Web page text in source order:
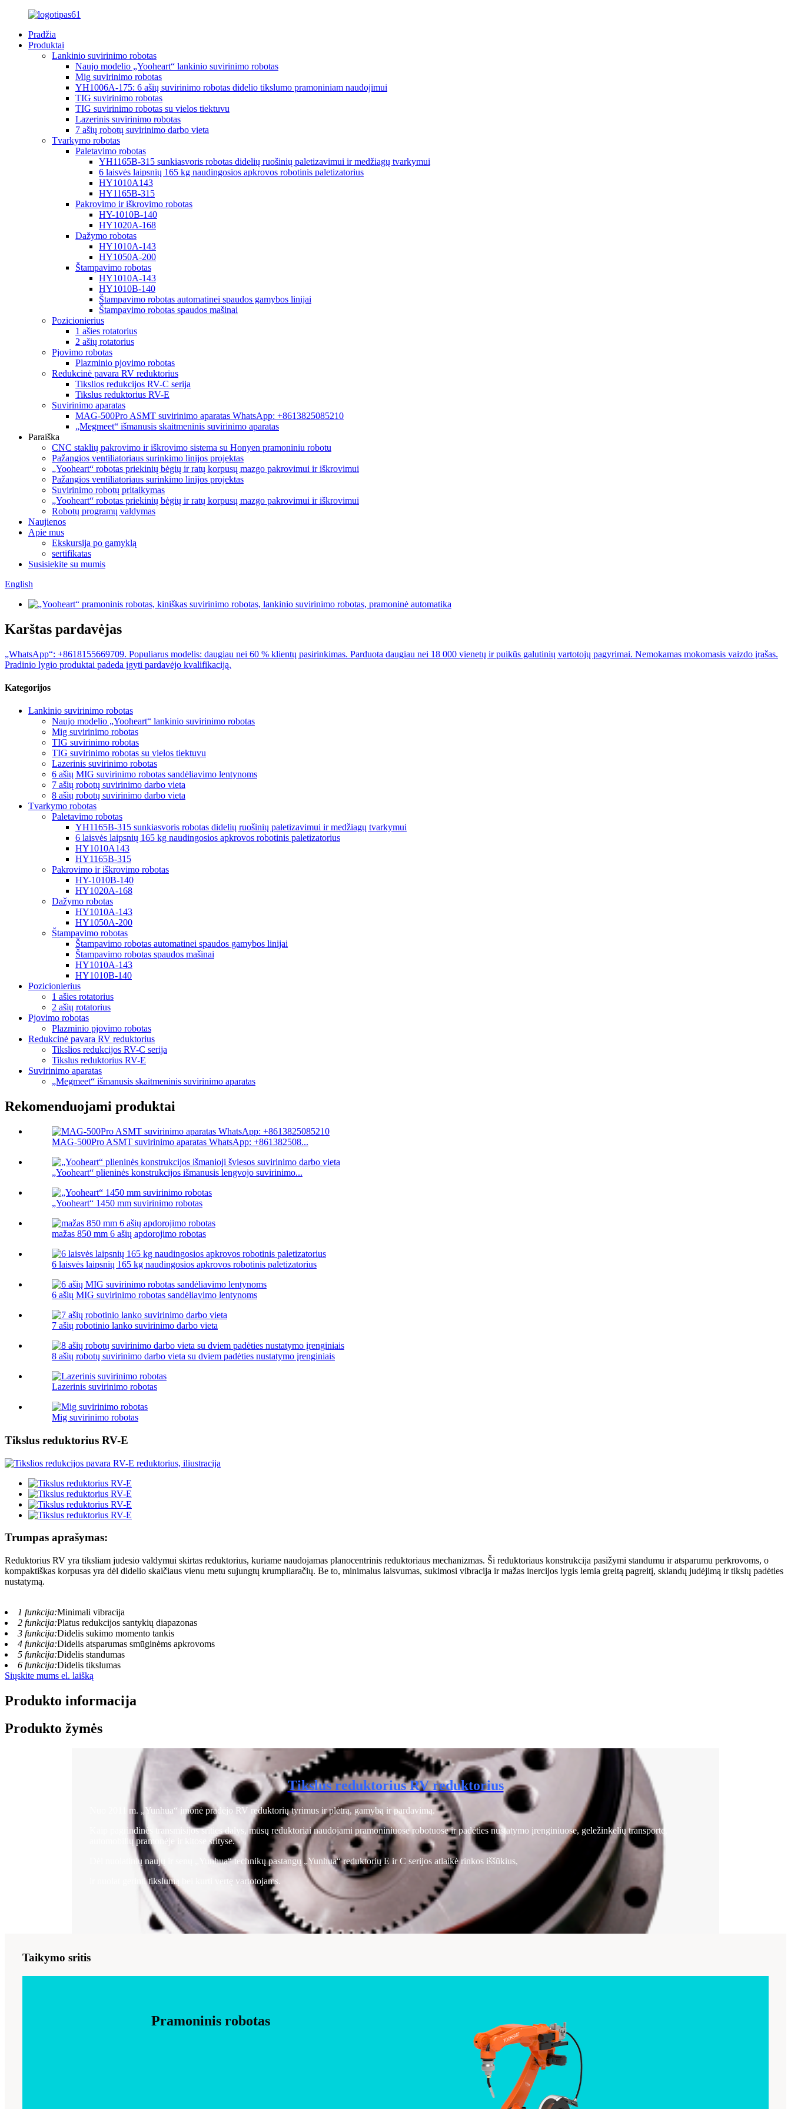
Pradžia
Produktai
Lankinio suvirinimo robotas
Naujo modelio „Yooheart“ lankinio suvirinimo robotas
Mig suvirinimo robotas
YH1006A-175: 6 ašių suvirinimo robotas didelio tikslumo pramoniniam naudojimui
TIG suvirinimo robotas
TIG suvirinimo robotas su vielos tiektuvu
Lazerinis suvirinimo robotas
7 ašių robotų suvirinimo darbo vieta
Tvarkymo robotas
Paletavimo robotas
YH1165B-315 sunkiasvoris robotas didelių ruošinių paletizavimui ir medžiagų tvarkymui
6 laisvės laipsnių 165 kg naudingosios apkrovos robotinis paletizatorius
HY1010A143
HY1165B-315
Pakrovimo ir iškrovimo robotas
HY-1010B-140
HY1020A-168
Dažymo robotas
HY1010A-143
HY1050A-200
Štampavimo robotas
HY1010A-143
HY1010B-140
Štampavimo robotas automatinei spaudos gamybos linijai
Štampavimo robotas spaudos mašinai
Pozicionierius
1 ašies rotatorius
2 ašių rotatorius
Pjovimo robotas
Plazminio pjovimo robotas
Redukcinė pavara RV reduktorius
Tikslios redukcijos RV-C serija
Tikslus reduktorius RV-E
Suvirinimo aparatas
MAG-500Pro ASMT suvirinimo aparatas WhatsApp: +8613825085210
„Megmeet“ išmanusis skaitmeninis suvirinimo aparatas
Paraiška
CNC staklių pakrovimo ir iškrovimo sistema su Honyen pramoniniu robotu
Pažangios ventiliatoriaus surinkimo linijos projektas
„Yooheart“ robotas priekinių bėgių ir ratų korpusų mazgo pakrovimui ir iškrovimui
Pažangios ventiliatoriaus surinkimo linijos projektas
Suvirinimo robotų pritaikymas
„Yooheart“ robotas priekinių bėgių ir ratų korpusų mazgo pakrovimui ir iškrovimui
Robotų programų valdymas
Naujienos
Apie mus
Ekskursija po gamyklą
sertifikatas
Susisiekite su mumis
English
Karštas pardavėjas
„WhatsApp“: +8618155669709. Populiarus modelis: daugiau nei 60 % klientų pasirinkimas. Parduota daugiau nei 18 000 vienetų ir puikūs galutinių vartotojų pagyrimai. Nemokamas mokomasis vaizdo įrašas.
Pradinio lygio produktai padeda įgyti pardavėjo kvalifikaciją.
Kategorijos
Lankinio suvirinimo robotas
Naujo modelio „Yooheart“ lankinio suvirinimo robotas
Mig suvirinimo robotas
TIG suvirinimo robotas
TIG suvirinimo robotas su vielos tiektuvu
Lazerinis suvirinimo robotas
6 ašių MIG suvirinimo robotas sandėliavimo lentynoms
7 ašių robotų suvirinimo darbo vieta
8 ašių robotų suvirinimo darbo vieta
Tvarkymo robotas
Paletavimo robotas
YH1165B-315 sunkiasvoris robotas didelių ruošinių paletizavimui ir medžiagų tvarkymui
6 laisvės laipsnių 165 kg naudingosios apkrovos robotinis paletizatorius
HY1010A143
HY1165B-315
Pakrovimo ir iškrovimo robotas
HY-1010B-140
HY1020A-168
Dažymo robotas
HY1010A-143
HY1050A-200
Štampavimo robotas
Štampavimo robotas automatinei spaudos gamybos linijai
Štampavimo robotas spaudos mašinai
HY1010A-143
HY1010B-140
Pozicionierius
1 ašies rotatorius
2 ašių rotatorius
Pjovimo robotas
Plazminio pjovimo robotas
Redukcinė pavara RV reduktorius
Tikslios redukcijos RV-C serija
Tikslus reduktorius RV-E
Suvirinimo aparatas
„Megmeet“ išmanusis skaitmeninis suvirinimo aparatas
Rekomenduojami produktai
MAG-500Pro ASMT suvirinimo aparatas WhatsApp: +861382508...
„Yooheart“ plieninės konstrukcijos išmanusis lengvojo suvirinimo...
„Yooheart“ 1450 mm suvirinimo robotas
mažas 850 mm 6 ašių apdorojimo robotas
6 laisvės laipsnių 165 kg naudingosios apkrovos robotinis paletizatorius
6 ašių MIG suvirinimo robotas sandėliavimo lentynoms
7 ašių robotinio lanko suvirinimo darbo vieta
8 ašių robotų suvirinimo darbo vieta su dviem padėties nustatymo įrenginiais
Lazerinis suvirinimo robotas
Mig suvirinimo robotas
Tikslus reduktorius RV-E
Trumpas aprašymas:
Reduktorius RV yra tiksliam judesio valdymui skirtas reduktorius, kuriame naudojamas planocentrinis reduktoriaus mechanizmas. Ši reduktoriaus konstrukcija pasižymi standumu ir atsparumu perkrovoms, o
kompaktiškas korpusas yra dėl didelio skaičiaus vienu metu sujungtų krumpliaračių. Be to, minimalus laisvumas, sukimosi vibracija ir mažas inercijos lygis lemia greitą pagreitį, sklandų judėjimą ir tikslų padėties
nustatymą.
1 funkcija:Minimali vibracija
2 funkcija:Platus redukcijos santykių diapazonas
3 funkcija:Didelis sukimo momento tankis
4 funkcija:Didelis atsparumas smūginėms apkrovoms
5 funkcija:Didelis standumas
6 funkcija:Didelis tikslumas
Siųskite mums el. laišką
Produkto informacija
Produkto žymės
Tikslus reduktorius RV reduktorius
Nuo 2011 m. „Yunhua“ įmonė pradėjo RV reduktorių tyrimus ir plėtrą, gamybą ir pardavimą.
Kaip pagrindinės transmisijos srities dalys, mūsų reduktoriai naudojami pramoniniuose robotuose ir padėties nustatymo įrenginiuose, geležinkelių transporte,
automobilių pramonėje ir kitose srityse.
Dėl nuolatinių naujų ir senų „Yunhua“ technikų pastangų „Yunhua“ reduktorių E ir C serijos atlaikė rinkos iššūkius,
ir nuolat gerinti tikslumą bei kurti vertę vartotojams.
Taikymo sritis
Pramoninis robotas